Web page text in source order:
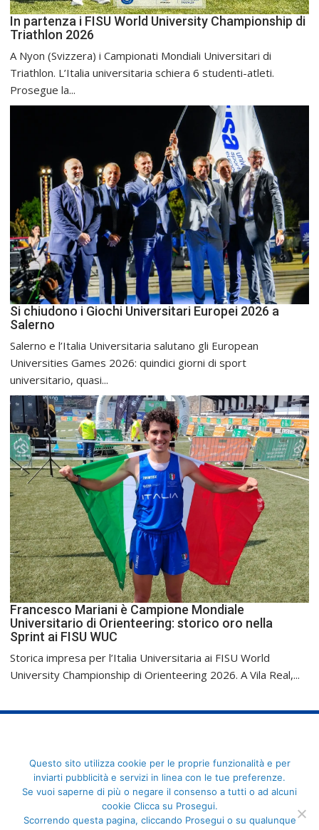
In partenza i FISU World University Championship di
Triathlon 2026
A Nyon (Svizzera) i Campionati Mondiali Universitari di
Triathlon. L’Italia universitaria schiera 6 studenti-atleti.
Prosegue la...
Si chiudono i Giochi Universitari Europei 2026 a
Salerno
Salerno e l’Italia Universitaria salutano gli European
Universities Games 2026: quindici giorni di sport
universitario, quasi...
Francesco Mariani è Campione Mondiale
Universitario di Orienteering: storico oro nella
Sprint ai FISU WUC
Storica impresa per l’Italia Universitaria ai FISU World
University Championship di Orienteering 2026. A Vila Real,...
FederCUSI: Federazione Italiana dello Sport Universitario - Via
Angelo Brofferio, 7 - 00195 Roma - C.F. 80109270589
Questo sito utilizza cookie per le proprie funzionalità e per
inviarti pubblicità e servizi in linea con le tue preferenze.
Se vuoi saperne di più o negare il consenso a tutti o ad alcuni
cookie Clicca su Prosegui.
Scorrendo questa pagina, cliccando Prosegui o su qualunque